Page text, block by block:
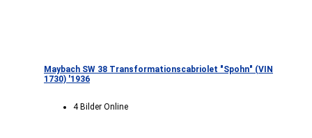
Maybach SW 38 Transformationscabriolet "Spohn" (VIN
1730) '1936
4 Bilder Online